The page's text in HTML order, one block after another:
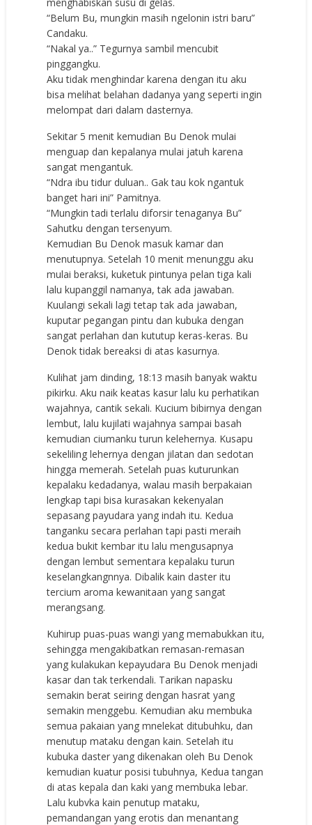
“Belum Bu, mungkin masih ngelonin istri baru”
Candaku.
“Nakal ya..” Tegurnya sambil mencubit
pinggangku.
Aku tidak menghindar karena dengan itu aku
bisa melihat belahan dadanya yang seperti ingin
melompat dari dalam dasternya.
Sekitar 5 menit kemudian Bu Denok mulai
menguap dan kepalanya mulai jatuh karena
sangat mengantuk.
“Ndra ibu tidur duluan.. Gak tau kok ngantuk
banget hari ini” Pamitnya.
“Mungkin tadi terlalu diforsir tenaganya Bu”
Sahutku dengan tersenyum.
Kemudian Bu Denok masuk kamar dan
menutupnya. Setelah 10 menit menunggu aku
mulai beraksi, kuketuk pintunya pelan tiga kali
lalu kupanggil namanya, tak ada jawaban.
Kuulangi sekali lagi tetap tak ada jawaban,
kuputar pegangan pintu dan kubuka dengan
sangat perlahan dan kututup keras-keras. Bu
Denok tidak bereaksi di atas kasurnya.
Kulihat jam dinding, 18:13 masih banyak waktu
pikirku. Aku naik keatas kasur lalu ku perhatikan
wajahnya, cantik sekali. Kucium bibirnya dengan
lembut, lalu kujilati wajahnya sampai basah
kemudian ciumanku turun kelehernya. Kusapu
sekeliling lehernya dengan jilatan dan sedotan
hingga memerah. Setelah puas kuturunkan
kepalaku kedadanya, walau masih berpakaian
lengkap tapi bisa kurasakan kekenyalan
sepasang payudara yang indah itu. Kedua
tanganku secara perlahan tapi pasti meraih
kedua bukit kembar itu lalu mengusapnya
dengan lembut sementara kepalaku turun
keselangkangnnya. Dibalik kain daster itu
tercium aroma kewanitaan yang sangat
merangsang.
Kuhirup puas-puas wangi yang memabukkan itu,
sehingga mengakibatkan remasan-remasan
yang kulakukan kepayudara Bu Denok menjadi
kasar dan tak terkendali. Tarikan napasku
semakin berat seiring dengan hasrat yang
semakin menggebu. Kemudian aku membuka
semua pakaian yang mnelekat ditubuhku, dan
menutup mataku dengan kain. Setelah itu
kubuka daster yang dikenakan oleh Bu Denok
kemudian kuatur posisi tubuhnya, Kedua tangan
di atas kepala dan kaki yang membuka lebar.
Lalu kubvka kain penutup mataku,
pemandangan yang erotis dan menantang